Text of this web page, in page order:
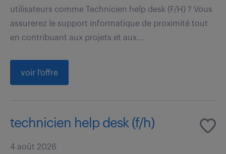
utilisateurs comme Technicien help desk (F/H) ? Vous
assurerez le support informatique de proximité tout
en contribuant aux projets et aux...
voir l'offre
technicien help desk (f/h)
4 août 2026